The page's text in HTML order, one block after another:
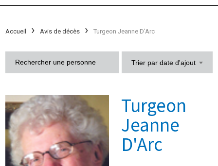
Accueil Avis de décès Turgeon Jeanne D'Arc
Trier par date d'ajout
Turgeon
Jeanne
D'Arc